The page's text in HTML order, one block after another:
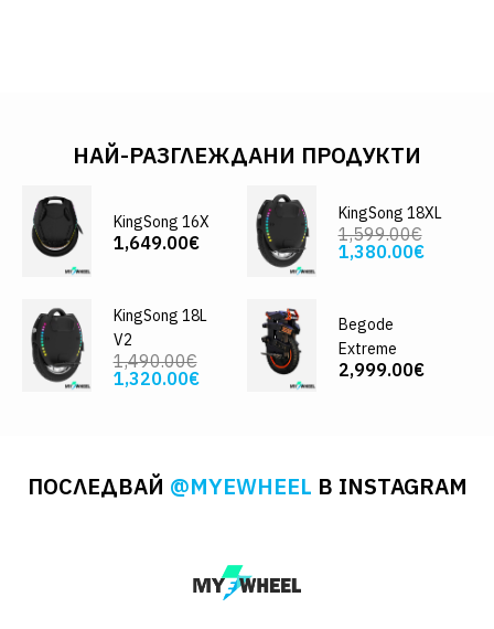
НАЙ-РАЗГЛЕЖДАНИ ПРОДУКТИ
KingSong 16X
1,649.00€
KingSong 18XL
1,599.00€
1,380.00€
KingSong 18L
V2
1,490.00€
1,320.00€
Begode
Extreme
2,999.00€
ПОСЛЕДВАЙ @MYEWHEEL В INSTAGRAM